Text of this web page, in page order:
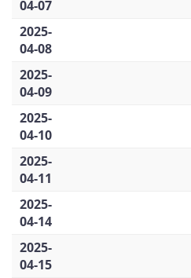
04-07
2025-
04-08
2025-
04-09
2025-
04-10
2025-
04-11
2025-
04-14
2025-
04-15